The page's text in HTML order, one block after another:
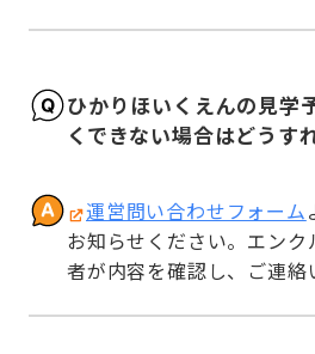
ひかりほいくえんの見学
くできない場合はどうす
運営問い合わせフォーム
お知らせください。エンク
者が内容を確認し、ご連絡